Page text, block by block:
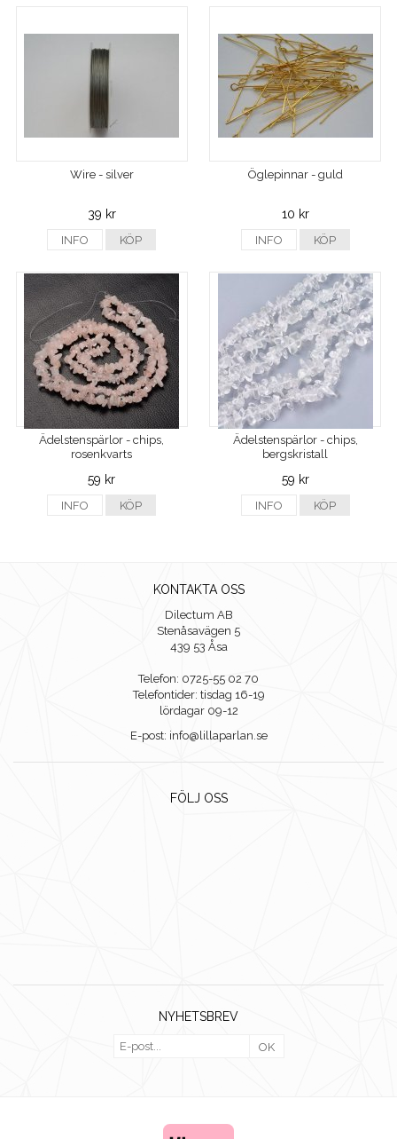
Wire - silver
39 kr
INFO KÖP
Öglepinnar - guld
10 kr
INFO KÖP
Ädelstenspärlor - chips,
rosenkvarts
59 kr
INFO KÖP
Ädelstenspärlor - chips,
bergskristall
59 kr
INFO KÖP
KONTAKTA OSS
Dilectum AB
Stenåsavägen 5
439 53 Åsa
Telefon: 0725-55 02 70
Telefontider: tisdag 16-19
lördagar 09-12
E-post: info@lillaparlan.se
FÖLJ OSS
NYHETSBREV
OK